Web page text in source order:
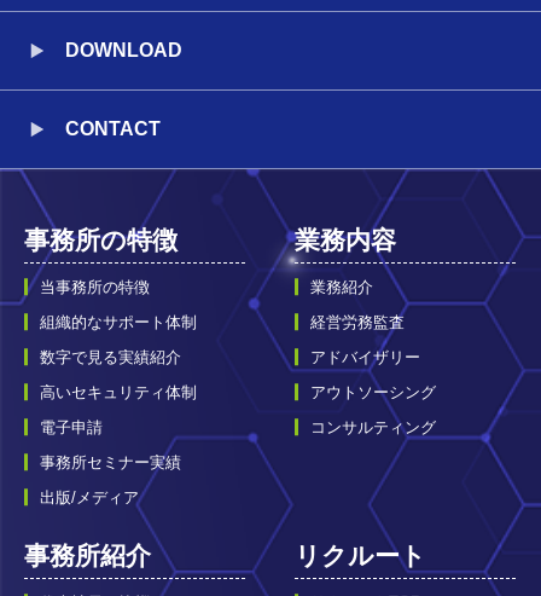
DOWNLOAD
CONTACT
事務所の特徴
当事務所の特徴
組織的なサポート体制
数字で見る実績紹介
高いセキュリティ体制
電子申請
事務所セミナー実績
出版/メディア
業務内容
業務紹介
経営労務監査
アドバイザリー
アウトソーシング
コンサルティング
事務所紹介 リクルート